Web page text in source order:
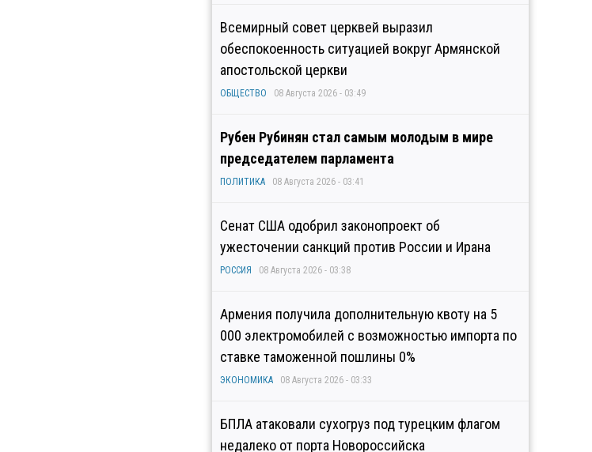
Всемирный совет церквей выразил
обеспокоенность ситуацией вокруг Армянской
апостольской церкви
ОБЩЕСТВО 08 Августа 2026 - 03:49
Рубен Рубинян стал самым молодым в мире
председателем парламента
ПОЛИТИКА 08 Августа 2026 - 03:41
Сенат США одобрил законопроект об
ужесточении санкций против России и Ирана
РОССИЯ 08 Августа 2026 - 03:38
Армения получила дополнительную квоту на 5
000 электромобилей с возможностью импорта по
ставке таможенной пошлины 0%
ЭКОНОМИКА 08 Августа 2026 - 03:33
БПЛА атаковали сухогруз под турецким флагом
недалеко от порта Новороссийска